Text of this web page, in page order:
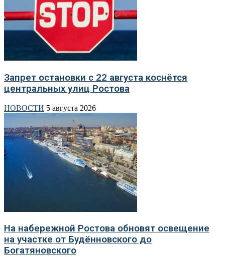
Запрет остановки с 22 августа коснётся
центральных улиц Ростова
НОВОСТИ 5 августа 2026
На набережной Ростова обновят освещение
на участке от Будённовского до
Богатяновского